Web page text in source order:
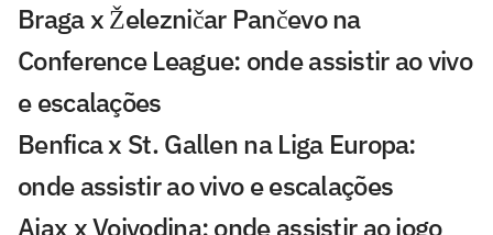
Braga x Železničar Pančevo na
Conference League: onde assistir ao vivo
e escalações
Benfica x St. Gallen na Liga Europa:
onde assistir ao vivo e escalações
Ajax x Vojvodina: onde assistir ao jogo